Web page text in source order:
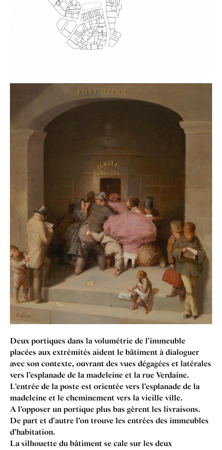
Deux portiques dans la volumétrie de l’immeuble
placées aux extrémités aident le bâti­ment à dia­loguer
avec son con­texte, ouv­rant des vues dégagées et latérales
vers l’esplanade de la madeleine et la rue Verdaine.
L’entrée de la poste est ori­entée vers l’esplanade de la
madeleine et le chemine­ment vers la vie­ille ville.
A l’opposer un portique plus bas gèrent les liv­rais­ons.
De part et d’autre l’on trouve les entrées des immeubles
d’habitation.
La sil­hou­ette du bâti­ment se cale sur les deux